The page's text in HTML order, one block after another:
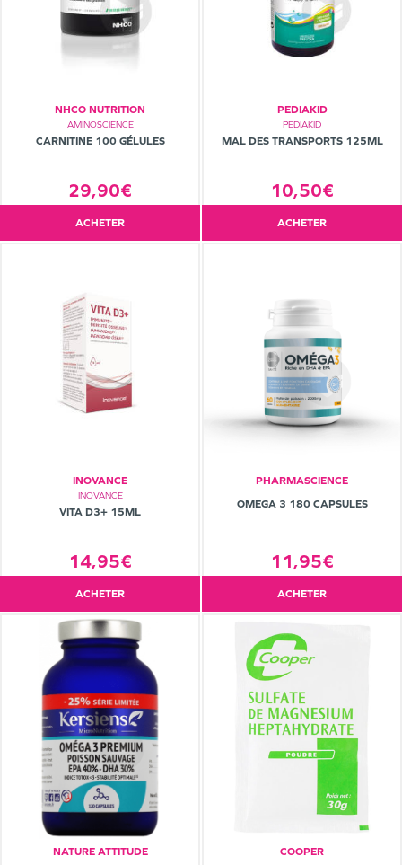
NHCO NUTRITION
AMINOSCIENCE
CARNITINE 100 GÉLULES
29,90€
ACHETER
PEDIAKID
PEDIAKID
MAL DES TRANSPORTS 125ML
10,50€
ACHETER
INOVANCE
INOVANCE
VITA D3+ 15ML
14,95€
ACHETER
PHARMASCIENCE
OMEGA 3 180 CAPSULES
11,95€
ACHETER
NATURE ATTITUDE
COOPER